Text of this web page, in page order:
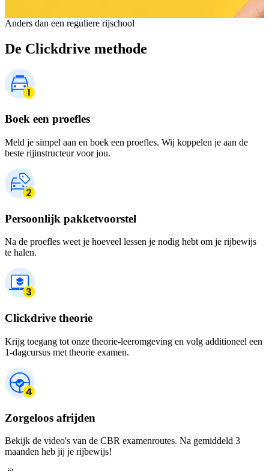
Anders dan een reguliere rijschool
De Clickdrive methode
Boek een proefles
Meld je simpel aan en boek een proefles. Wij koppelen je aan de
beste rijinstructeur voor jou.
Persoonlijk pakketvoorstel
Na de proefles weet je hoeveel lessen je nodig hebt om je rijbewijs
te halen.
Clickdrive theorie
Krijg toegang tot onze theorie-leeromgeving en volg additioneel een
1-dagcursus met theorie examen.
Zorgeloos afrijden
Bekijk de video's van de CBR examenroutes. Na gemiddeld 3
maanden heb jij je rijbewijs!